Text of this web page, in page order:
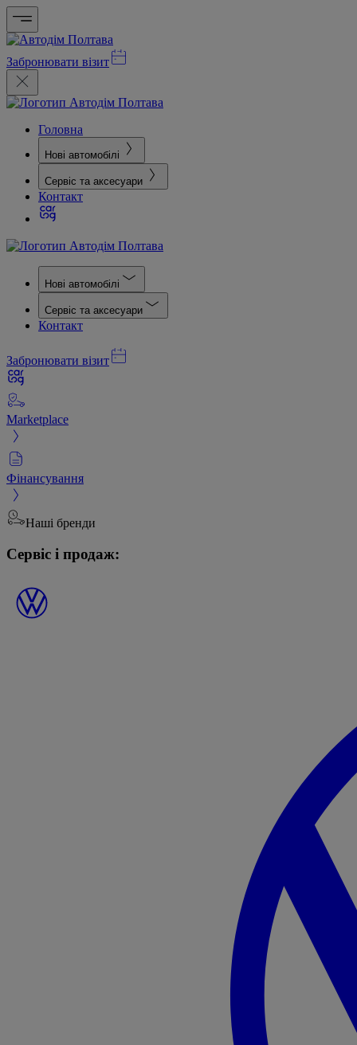
Забронювати візит
Головна
Нові автомобілі
Сервіс та аксесуари
Контакт
Нові автомобілі
Сервіс та аксесуари
Контакт
Забронювати візит
Marketplace
Фінансування
Наші бренди
Сервіс і продаж: